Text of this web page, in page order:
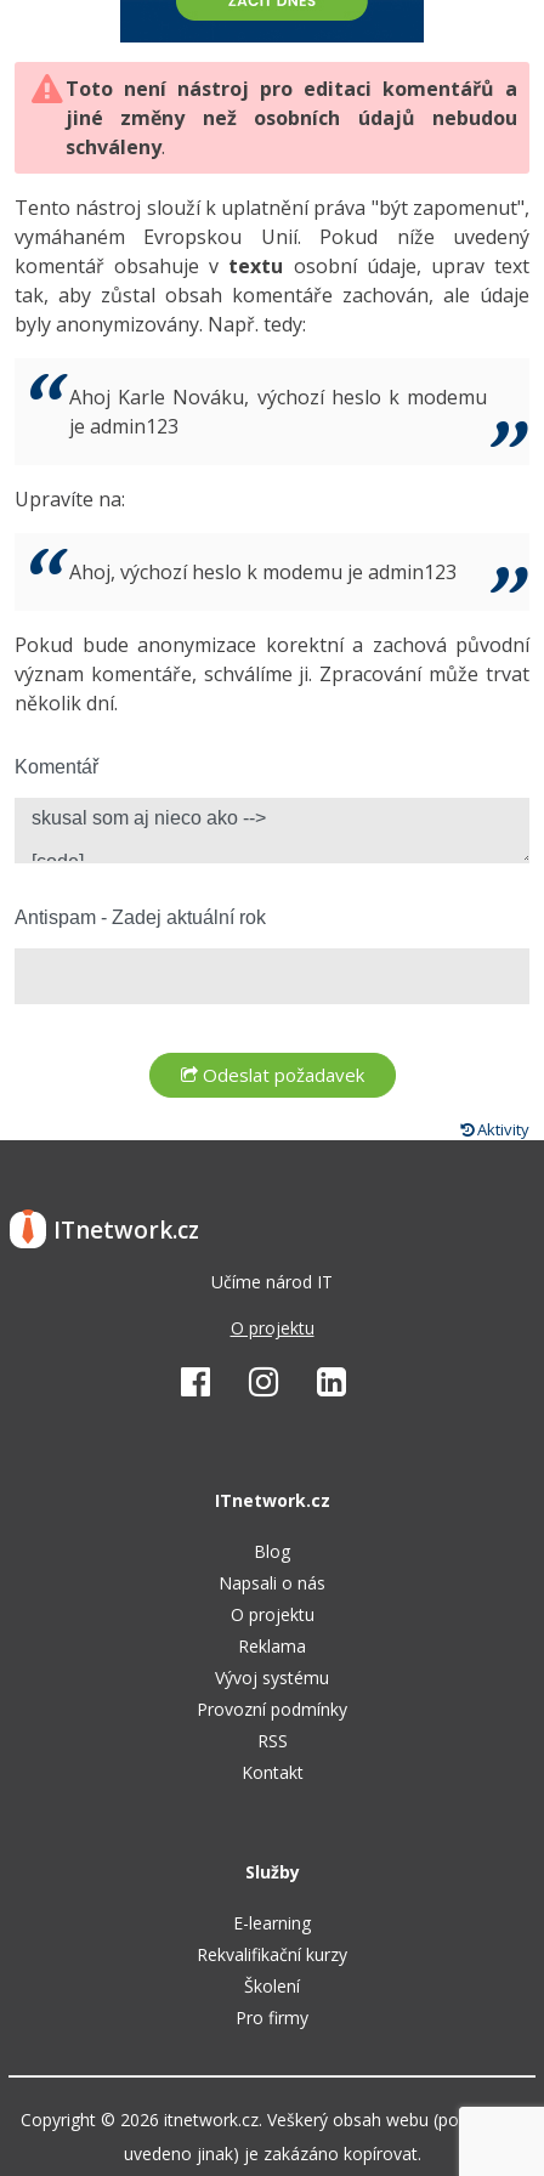
HTML5, CSS3, Bootstrap, SEO
SQL a databáze
Testování a verzování
UML a návrhové vzory
React
Spring
ASP.NET MVC
Best practices
PHP
JavaScript
Python
HTML / CSS
UML a návrhové vzory
MySQL/MariaDB
MS-SQL
Vývojář mobilních aplikací
C# Game developer
Tester
Systémový administrátor
3D grafik
Copywriter
WordPress specialista
-80%
JavaScript -80%
PHP -80%
Swift -80%
Kotlin -80%
VB.NET
Algoritmy -41%
Umělá inteligence (AI) -10%
Fórum
Digitální gramotnost
Marketing
WordPress
SEO
UX
Business
Copywriting
Windows
Kybernetická bezpečnost
-80%
Adobe Illustrator -80%
Adobe Lightroom
Adobe XD
Adobe InDesign -25%
Adobe After Effects
Inkscape
Fórum
Toto není nástroj pro editaci komentářů a
jiné změny než osobních údajů nebudou
schváleny.
Tento nástroj slouží k uplatnění práva "být zapomenut",
vymáhaném Evropskou Unií. Pokud níže uvedený
komentář obsahuje v textu osobní údaje, uprav text
tak, aby zůstal obsah komentáře zachován, ale údaje
byly anonymizovány. Např. tedy:
Ahoj Karle Nováku, výchozí heslo k modemu
je admin123
Upravíte na:
Ahoj, výchozí heslo k modemu je admin123
Pokud bude anonymizace korektní a zachová původní
význam komentáře, schválíme ji. Zpracování může trvat
několik dní.
Komentář
Antispam - Zadej aktuální rok
Aktivity
ITnetwork.cz
Učíme národ IT
O projektu
ITnetwork.cz
Blog
Napsali o nás
O projektu
Reklama
Vývoj systému
Provozní podmínky
RSS
Kontakt
Služby
E-learning
Rekvalifikační kurzy
Školení
Pro firmy
Copyright © 2026 itnetwork.cz. Veškerý obsah webu (pokud není
uvedeno jinak) je zakázáno kopírovat.